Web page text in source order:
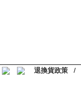
退換貨政策/